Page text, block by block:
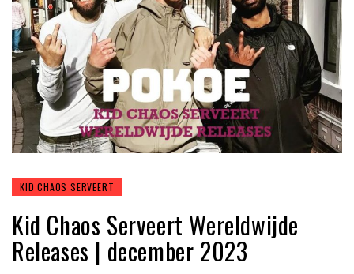
KID CHAOS SERVEERT
Kid Chaos Serveert Wereldwijde
Releases | december 2023